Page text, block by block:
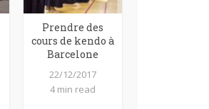
Prendre des
cours de kendo à
Barcelone
22/12/2017
4 min read